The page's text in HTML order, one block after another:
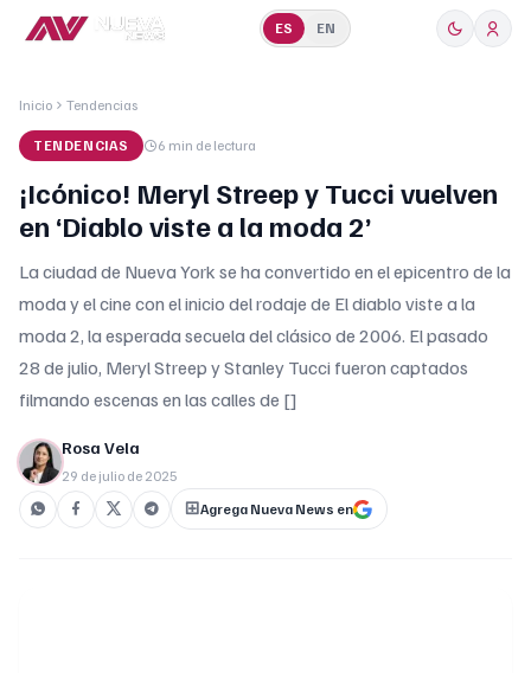
ES EN
Inicio Tendencias
TENDENCIAS 6 min de lectura
¡Icónico! Meryl Streep y Tucci vuelven
en ‘Diablo viste a la moda 2’
La ciudad de Nueva York se ha convertido en el epicentro de la
moda y el cine con el inicio del rodaje de El diablo viste a la
moda 2, la esperada secuela del clásico de 2006. El pasado
28 de julio, Meryl Streep y Stanley Tucci fueron captados
filmando escenas en las calles de []
Rosa Vela
29 de julio de 2025
Agrega Nueva News en